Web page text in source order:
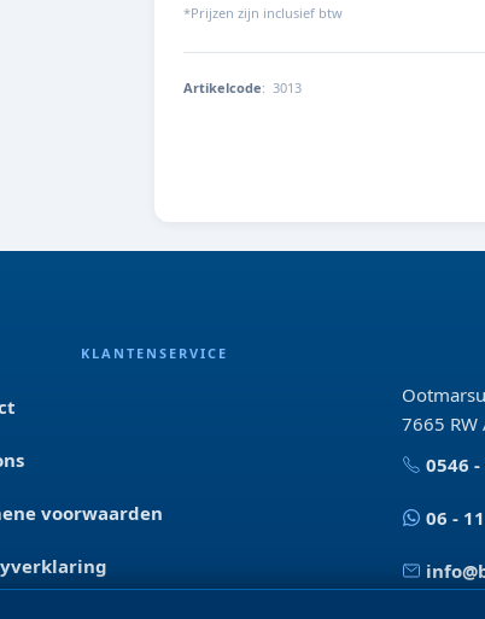
*Prijzen zijn inclusief btw
Artikelcode: 3013
KLANTENSERVICE
voorwaarden
7665 RW
0546 -
06 -